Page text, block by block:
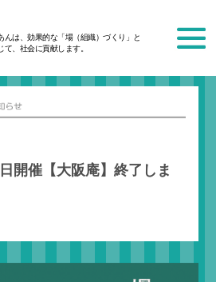
んは、効果的な「場（組織）づくり」と
て、社会に貢献します。
開催【大阪庵】終了しま